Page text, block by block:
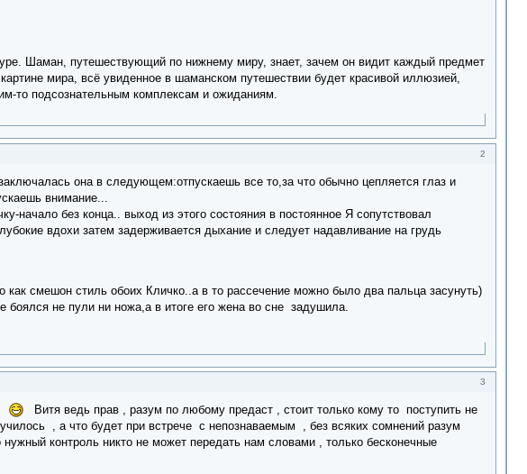
Шаман, путешествующий по нижнему миру, знает, зачем он видит каждый предмет
мира, всё увиденное в шаманском путешествии будет красивой иллюзией,
то подсознательным комплексам и ожиданиям.
2
она в следующем:отпускаешь все то,за что обычно цепляется глаз и
внимание...
начало без конца.. выход из этого состояния в постоянное Я сопутствовал
вдохи затем задерживается дыхание и следует надавливание на грудь
смешон стиль обоих Кличко..а в то рассечение можно было два пальца засунуть)
не пули ни ножа,а в итоге его жена во сне задушила.
3
Витя ведь прав , разум по любому предаст , стоит только кому то поступить не
, а что будет при встрече с непознаваемым , без всяких сомнений разум
контроль никто не может передать нам словами , только бесконечные